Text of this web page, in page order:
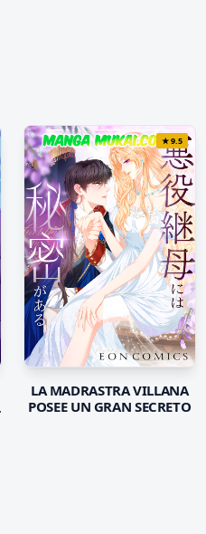
★9.5
LA MADRASTRA VILLANA
POSEE UN GRAN SECRETO